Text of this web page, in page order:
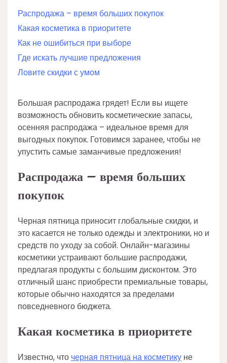
Распродажа – время больших покупок
Какая косметика в приоритете
Как не ошибиться при выборе
Где искать лучшие предложения
Ловите скидки с умом
Большая распродажа грядет! Если вы ищете
возможность обновить косметические запасы,
осенняя распродажа – идеальное время для
выгодных покупок. Готовимся заранее, чтобы не
упустить самые заманчивые предложения!
Распродажа – время больших
покупок
Черная пятница приносит глобальные скидки, и
это касается не только одежды и электроники, но и
средств по уходу за собой. Онлайн-магазины
косметики устраивают большие распродажи,
предлагая продукты с большим дисконтом. Это
отличный шанс приобрести премиальные товары,
которые обычно находятся за пределами
повседневного бюджета.
Какая косметика в приоритете
Известно, что черная пятница на косметику не